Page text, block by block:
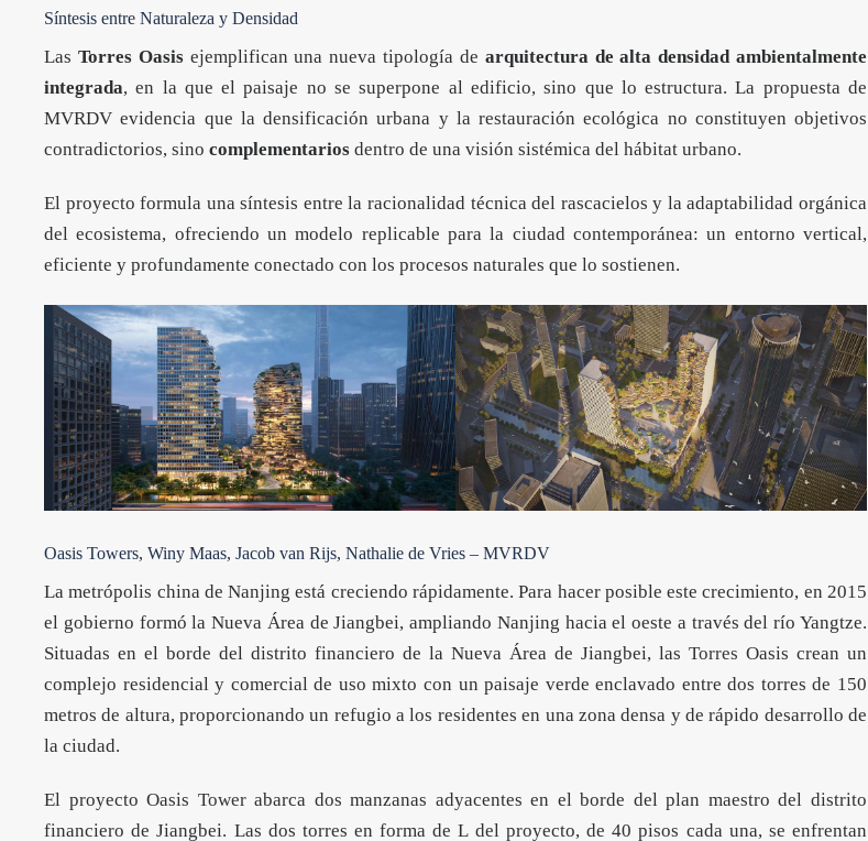
Síntesis entre Naturaleza y Densidad
Las Torres Oasisejemplifican una nueva tipología de arquitectura de alta densidad ambientalmente
integrada, en la que el paisaje no se superpone al edificio, sino que lo estructura. La propuesta de
MVRDV evidencia que la densificación urbana y la restauración ecológica no constituyen objetivos
contradictorios, sino complementarios dentro de una visión sistémica del hábitat urbano.
El proyecto formula una síntesis entre la racionalidad técnica del rascacielos y la adaptabilidad orgánica
del ecosistema, ofreciendo un modelo replicable para la ciudad contemporánea: un entorno vertical,
eficiente y profundamente conectado con los procesos naturales que lo sostienen.
Oasis Towers, Winy Maas, Jacob van Rijs, Nathalie de Vries – MVRDV
La metrópolis china de Nanjing está creciendo rápidamente. Para hacer posible este crecimiento, en 2015
el gobierno formó la Nueva Área de Jiangbei, ampliando Nanjing hacia el oeste a través del río Yangtze.
Situadas en el borde del distrito financiero de la Nueva Área de Jiangbei, las Torres Oasis crean un
complejo residencial y comercial de uso mixto con un paisaje verde enclavado entre dos torres de 150
metros de altura, proporcionando un refugio a los residentes en una zona densa y de rápido desarrollo de
la ciudad.
El proyecto Oasis Towerabarca dos manzanas adyacentes en el borde del plan maestro del distrito
financiero de Jiangbei. Las dos torres en forma de L del proyecto, de 40 pisos cada una, se enfrentan